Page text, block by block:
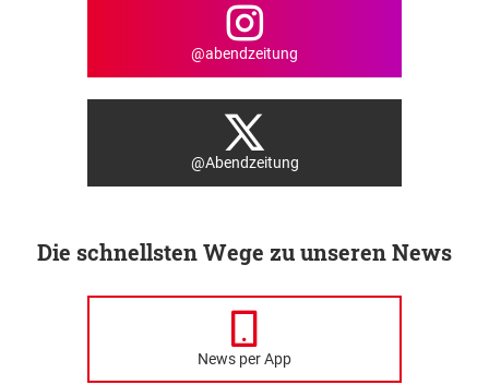
@abendzeitung
@Abendzeitung
Die schnellsten Wege zu unseren News
News per App